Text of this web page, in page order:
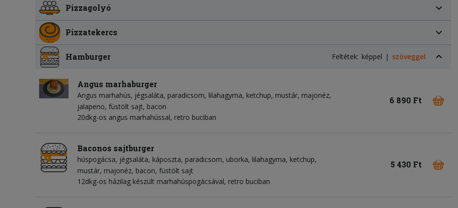
Pizzagolyó
Pizzatekercs
Hamburger Feltétek: képpel szöveggel
Angus marhaburger
Angus marhahús jégsaláta paradicsom lilahagyma ketchup mustár majonéz
jalapeno füstölt sajt bacon
20dkg-os angus marhahússal, retro buciban
6 890 Ft
Baconos sajtburger
húspogácsa jégsaláta káposzta paradicsom uborka lilahagyma ketchup
mustár majonéz bacon füstölt sajt
12dkg-os házilag készült marhahúspogácsával, retro buciban
5 430 Ft